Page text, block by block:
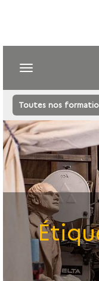
Toutes nos